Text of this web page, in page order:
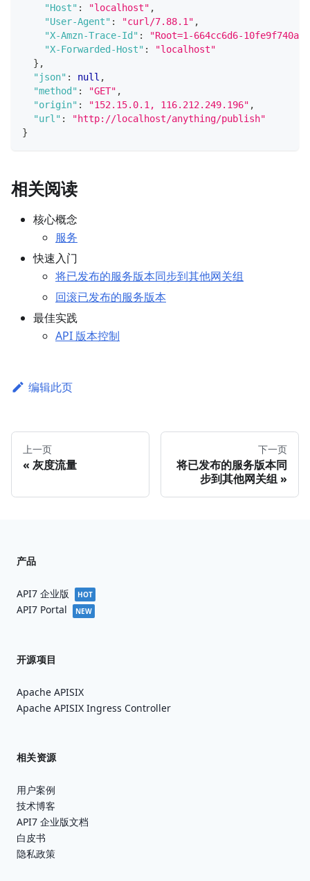
"Host" : "localhost" ,
"User-Agent" : "curl/7.88.1" ,
"X-Amzn-Trace-Id" :
"Root=1-664cc6d6-
"X-Forwarded-Host" :
"localhost"
} ,
"json" : null ,
"method" : "GET" ,
"origin" : "152.15.0.1, 116.212.249.196" ,
"url" :
"http://localhost/anything/publish"
}
相关阅读
核心概念
服务
快速入门
将已发布的服务版本同步到其他网关组
回滚已发布的服务版本
最佳实践
API 版本控制
编辑此页
上一页
灰度流量
下一页
将已发布的服务版本同
步到其他网关组
产品
API7 企业版 HOT
API7 Portal NEW
开源项目
Apache APISIX
Apache APISIX Ingress Controller
相关资源
用户案例
技术博客
API7 企业版文档
白皮书
隐私政策